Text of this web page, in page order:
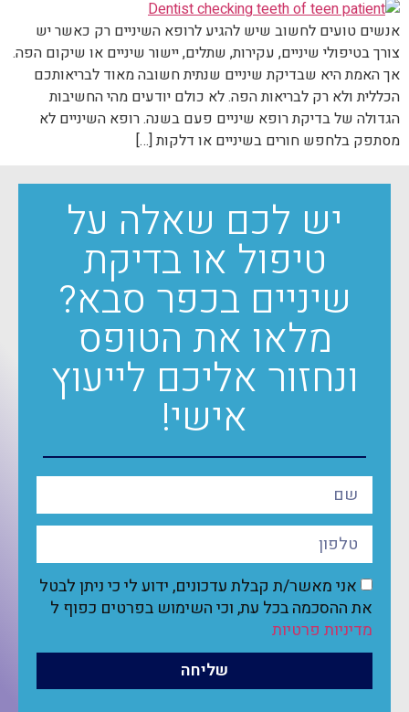
אנשים טועים לחשוב שיש להגיע לרופא השיניים רק כאשר יש
צורך בטיפולי שיניים, עקירות, שתלים, יישור שיניים או שיקום הפה.
אך האמת היא שבדיקת שיניים שנתית חשובה מאוד לבריאותכם
הכללית ולא רק לבריאות הפה. לא כולם יודעים מהי החשיבות
הגדולה של בדיקת רופא שיניים פעם בשנה. רופא השיניים לא
מסתפק בלחפש חורים בשיניים או דלקות […]
יש לכם שאלה על
טיפול או בדיקת
שיניים בכפר סבא?
מלאו את הטופס
ונחזור אליכם לייעוץ
אישי!
אני מאשר/ת קבלת עדכונים, ידוע לי כי ניתן לבטל
את ההסכמה בכל עת, וכי השימוש בפרטים כפוף ל
מדיניות פרטיות
שליחה